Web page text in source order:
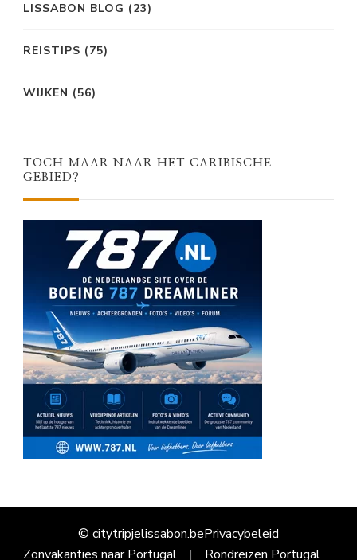
LISSABON BLOG (23)
REISTIPS (75)
WIJKEN (56)
TOCH MAAR NAAR HET CARIBISCHE
GEBIED?
© citytripjelissabon.bePrivacybeleid
Zonvakanties naar Portugal
Rondreizen Portugal